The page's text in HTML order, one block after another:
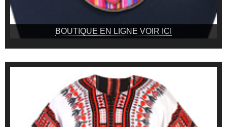
BOUTIQUE EN LIGNE VOIR ICI